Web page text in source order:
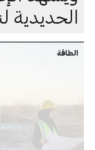
الحديدية
الطاقة